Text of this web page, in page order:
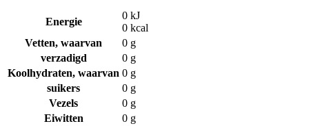
Energie
0 kJ
0 kcal
Vetten, waarvan
0 g
verzadigd
0 g
Koolhydraten, waarvan 0 g
suikers
0 g
Vezels
0 g
Eiwitten
0 g